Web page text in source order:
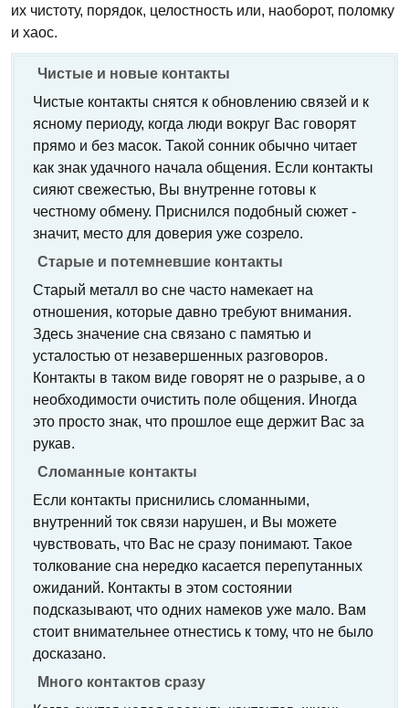
их чистоту, порядок, целостность или, наоборот, поломку
и хаос.
Чистые и новые контакты
Чистые контакты снятся к обновлению связей и к
ясному периоду, когда люди вокруг Вас говорят
прямо и без масок. Такой сонник обычно читает
как знак удачного начала общения. Если контакты
сияют свежестью, Вы внутренне готовы к
честному обмену. Приснился подобный сюжет -
значит, место для доверия уже созрело.
Старые и потемневшие контакты
Старый металл во сне часто намекает на
отношения, которые давно требуют внимания.
Здесь значение сна связано с памятью и
усталостью от незавершенных разговоров.
Контакты в таком виде говорят не о разрыве, а о
необходимости очистить поле общения. Иногда
это просто знак, что прошлое еще держит Вас за
рукав.
Сломанные контакты
Если контакты приснились сломанными,
внутренний ток связи нарушен, и Вы можете
чувствовать, что Вас не сразу понимают. Такое
толкование сна нередко касается перепутанных
ожиданий. Контакты в этом состоянии
подсказывают, что одних намеков уже мало. Вам
стоит внимательнее отнестись к тому, что не было
досказано.
Много контактов сразу